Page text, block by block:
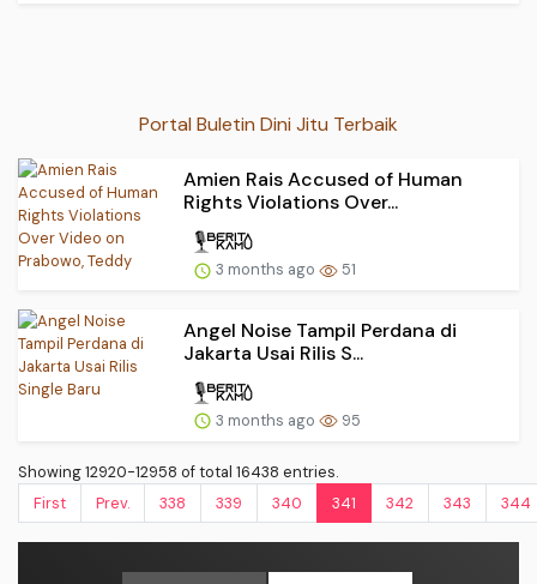
Portal Buletin Dini Jitu Terbaik
Amien Rais Accused of Human
Rights Violations Over...
3 months ago 51
Angel Noise Tampil Perdana di
Jakarta Usai Rilis S...
3 months ago 95
Showing 12920-12958 of total 16438 entries.
First
Prev. 338 339 340 341 342 343 344